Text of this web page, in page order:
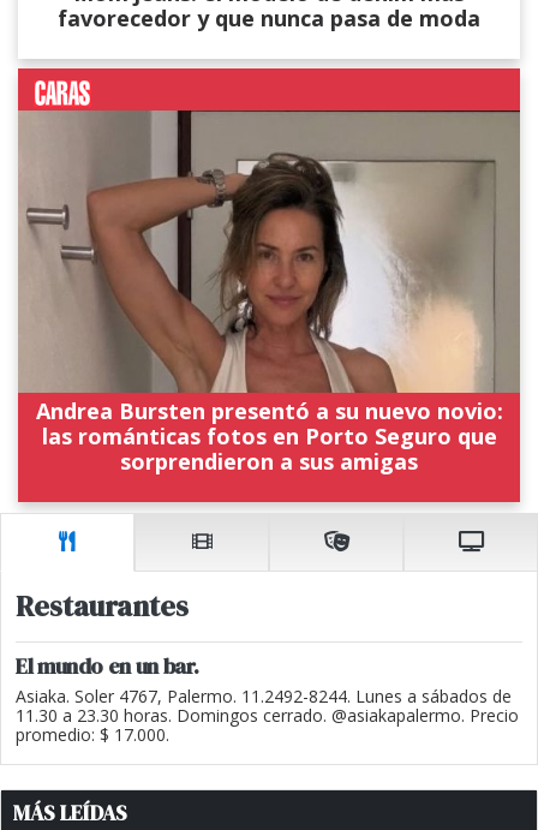
favorecedor y que nunca pasa de moda
Andrea Bursten presentó a su nuevo novio:
las románticas fotos en Porto Seguro que
sorprendieron a sus amigas
Restaurantes
El mundo en un bar.
Asiaka. Soler 4767, Palermo. 11.2492-8244. Lunes a sábados de
11.30 a 23.30 horas. Domingos cerrado. @asiakapalermo. Precio
promedio: $ 17.000.
MÁS LEÍDAS